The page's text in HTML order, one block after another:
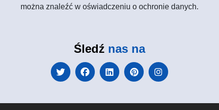
można znaleźć w oświadczeniu o ochronie danych.
Śledź nas na